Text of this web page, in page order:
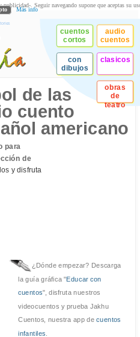
cuentos
cortos
audio
cuentos
con
dibujos
clasicos
obras
de
teatro
de las
cuento
americano
para
de
y disfruta
¿Dónde empezar? Descarga
la guía gráfica "Educar con
cuentos", disfruta nuestros
videocuentos y prueba Jakhu
Cuentos, nuestra app decuentos
infantiles
. Seguir navegando supone que aceptas su
Más info